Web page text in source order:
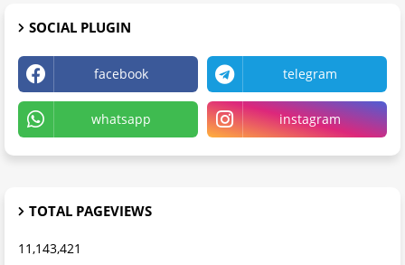
SOCIAL PLUGIN
facebook telegram
whatsapp instagram
TOTAL PAGEVIEWS
11,143,421